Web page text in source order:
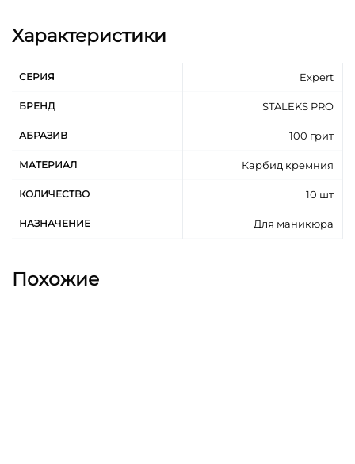
Характеристики
СЕРИЯ Expert
БРЕНД STALEKS PRO
АБРАЗИВ 100 грит
МАТЕРИАЛ Карбид кремния
КОЛИЧЕСТВО 10 шт
НАЗНАЧЕНИЕ Для маникюра
Похожие